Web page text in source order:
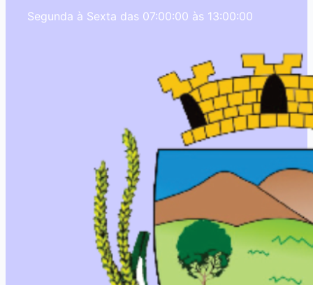
Segunda à Sexta das 07:00:00 às 13:00:00